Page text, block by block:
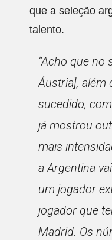
que a seleção
talento.
“Acho que no
Áustria], além
sucedido,
já mostrou
mais
a Argentina
um jogador
jogador que
Madrid. Os